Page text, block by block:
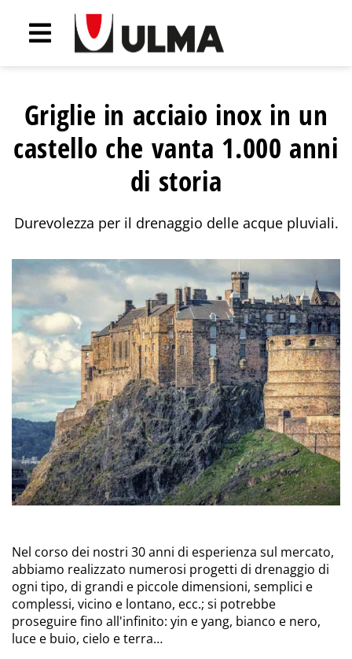
Griglie in acciaio inox in un
castello che vanta 1.000 anni
di storia
Durevolezza per il drenaggio delle acque pluviali.
Nel corso dei nostri 30 anni di esperienza sul mercato,
abbiamo realizzato numerosi progetti di drenaggio di
ogni tipo, di grandi e piccole dimensioni, semplici e
complessi, vicino e lontano, ecc.; si potrebbe
proseguire fino all'infinito: yin e yang, bianco e nero,
luce e buio, cielo e terra…